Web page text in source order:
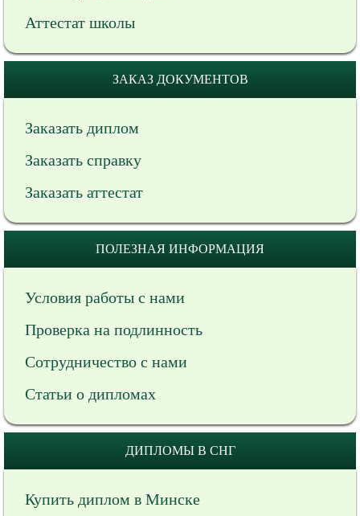
Аттестат школы
ЗАКАЗ ДОКУМЕНТОВ
Заказать диплом
Заказать справку
Заказать аттестат
ПОЛЕЗНАЯ ИНФОРМАЦИЯ
Условия работы с нами
Проверка на подлинность
Сотрудничество с нами
Статьи о дипломах
ДИПЛОМЫ В СНГ
Купить диплом в Минске